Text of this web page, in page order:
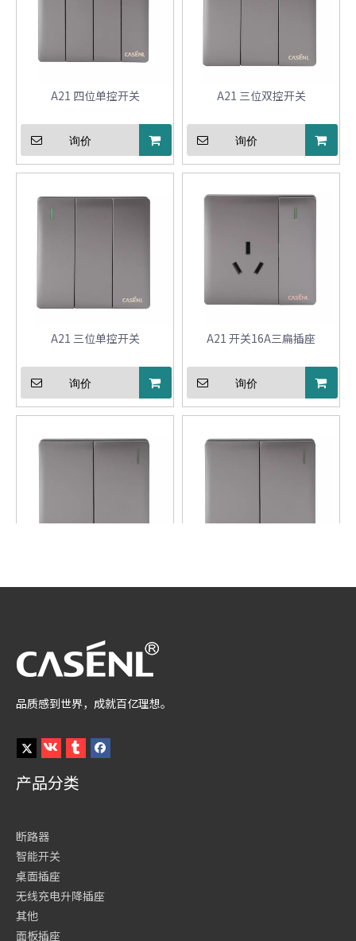
A21 四位单控开关
询价
A21 三位双控开关
询价
A21 三位单控开关
询价
A21 开关16A三扁插座
询价
品质感到世界，成就百亿理想。
产品分类
断路器
智能开关
桌面插座
无线充电升降插座
其他
面板插座